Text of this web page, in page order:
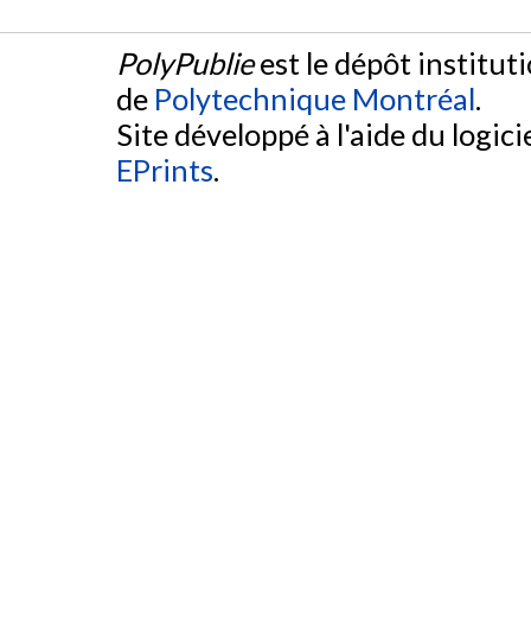
PolyPublieest le dépôt
de Polytechnique Montréal.
Site développé à l'aide du
EPrints.